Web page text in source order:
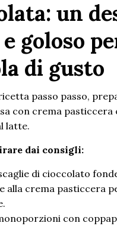
un
goloso
di gusto
passo passo,
con crema pasticcera
latte.
dai consigli:
di cioccolato
alla crema pasticcera
con